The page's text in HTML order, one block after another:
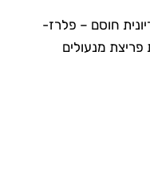
חוסם – פלרז-
פריצת מנעולים